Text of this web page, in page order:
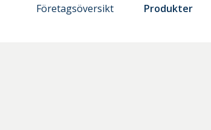
Företagsöversikt Produkter